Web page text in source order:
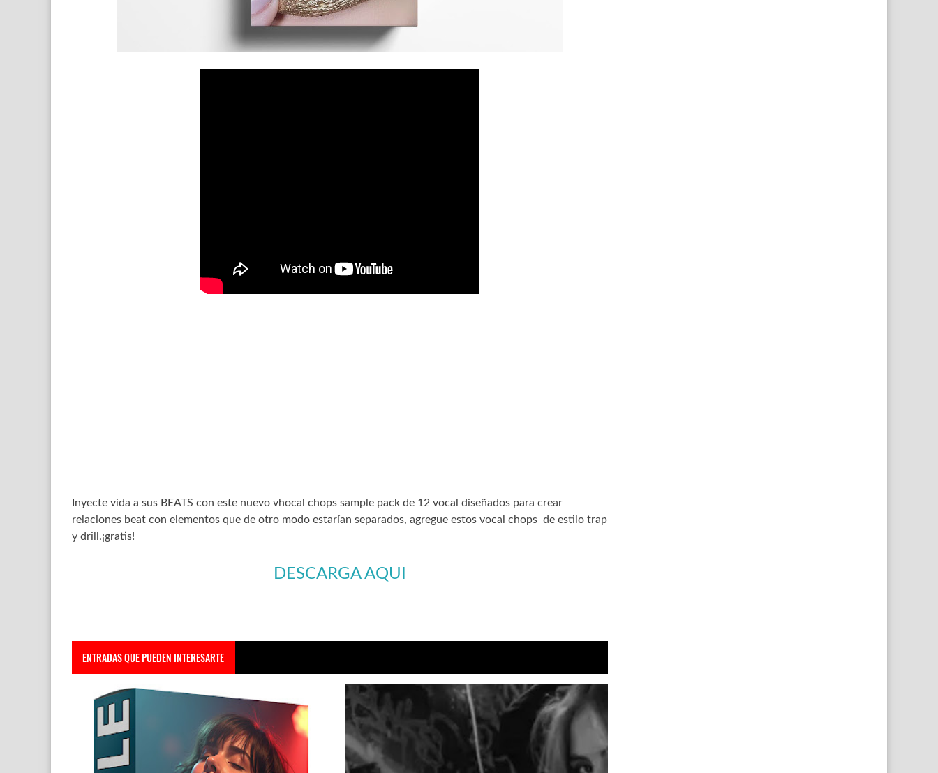
Inyecte vida a sus BEATS con este nuevo vhocal chops sample pack de 12 vocal diseñados para crear
relaciones beat con elementos que de otro modo estarían separados, agregue estos vocal chops de estilo trap
y drill.¡gratis!
DESCARGA AQUI
ENTRADAS QUE PUEDEN INTERESARTE